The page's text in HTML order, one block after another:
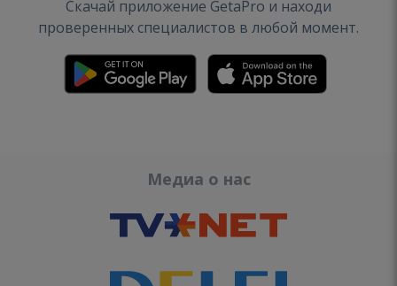
Скачай приложение GetaPro и находи
проверенных специалистов в любой момент.
Медиа о нас